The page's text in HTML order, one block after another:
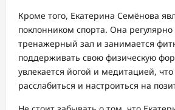
Кроме того, Екатерина Семёнова
поклонником спорта. Она
тренажерный зал и занимается
поддерживать свою физическую
увлекается йогой и медитацией,
расслабиться и настроиться на